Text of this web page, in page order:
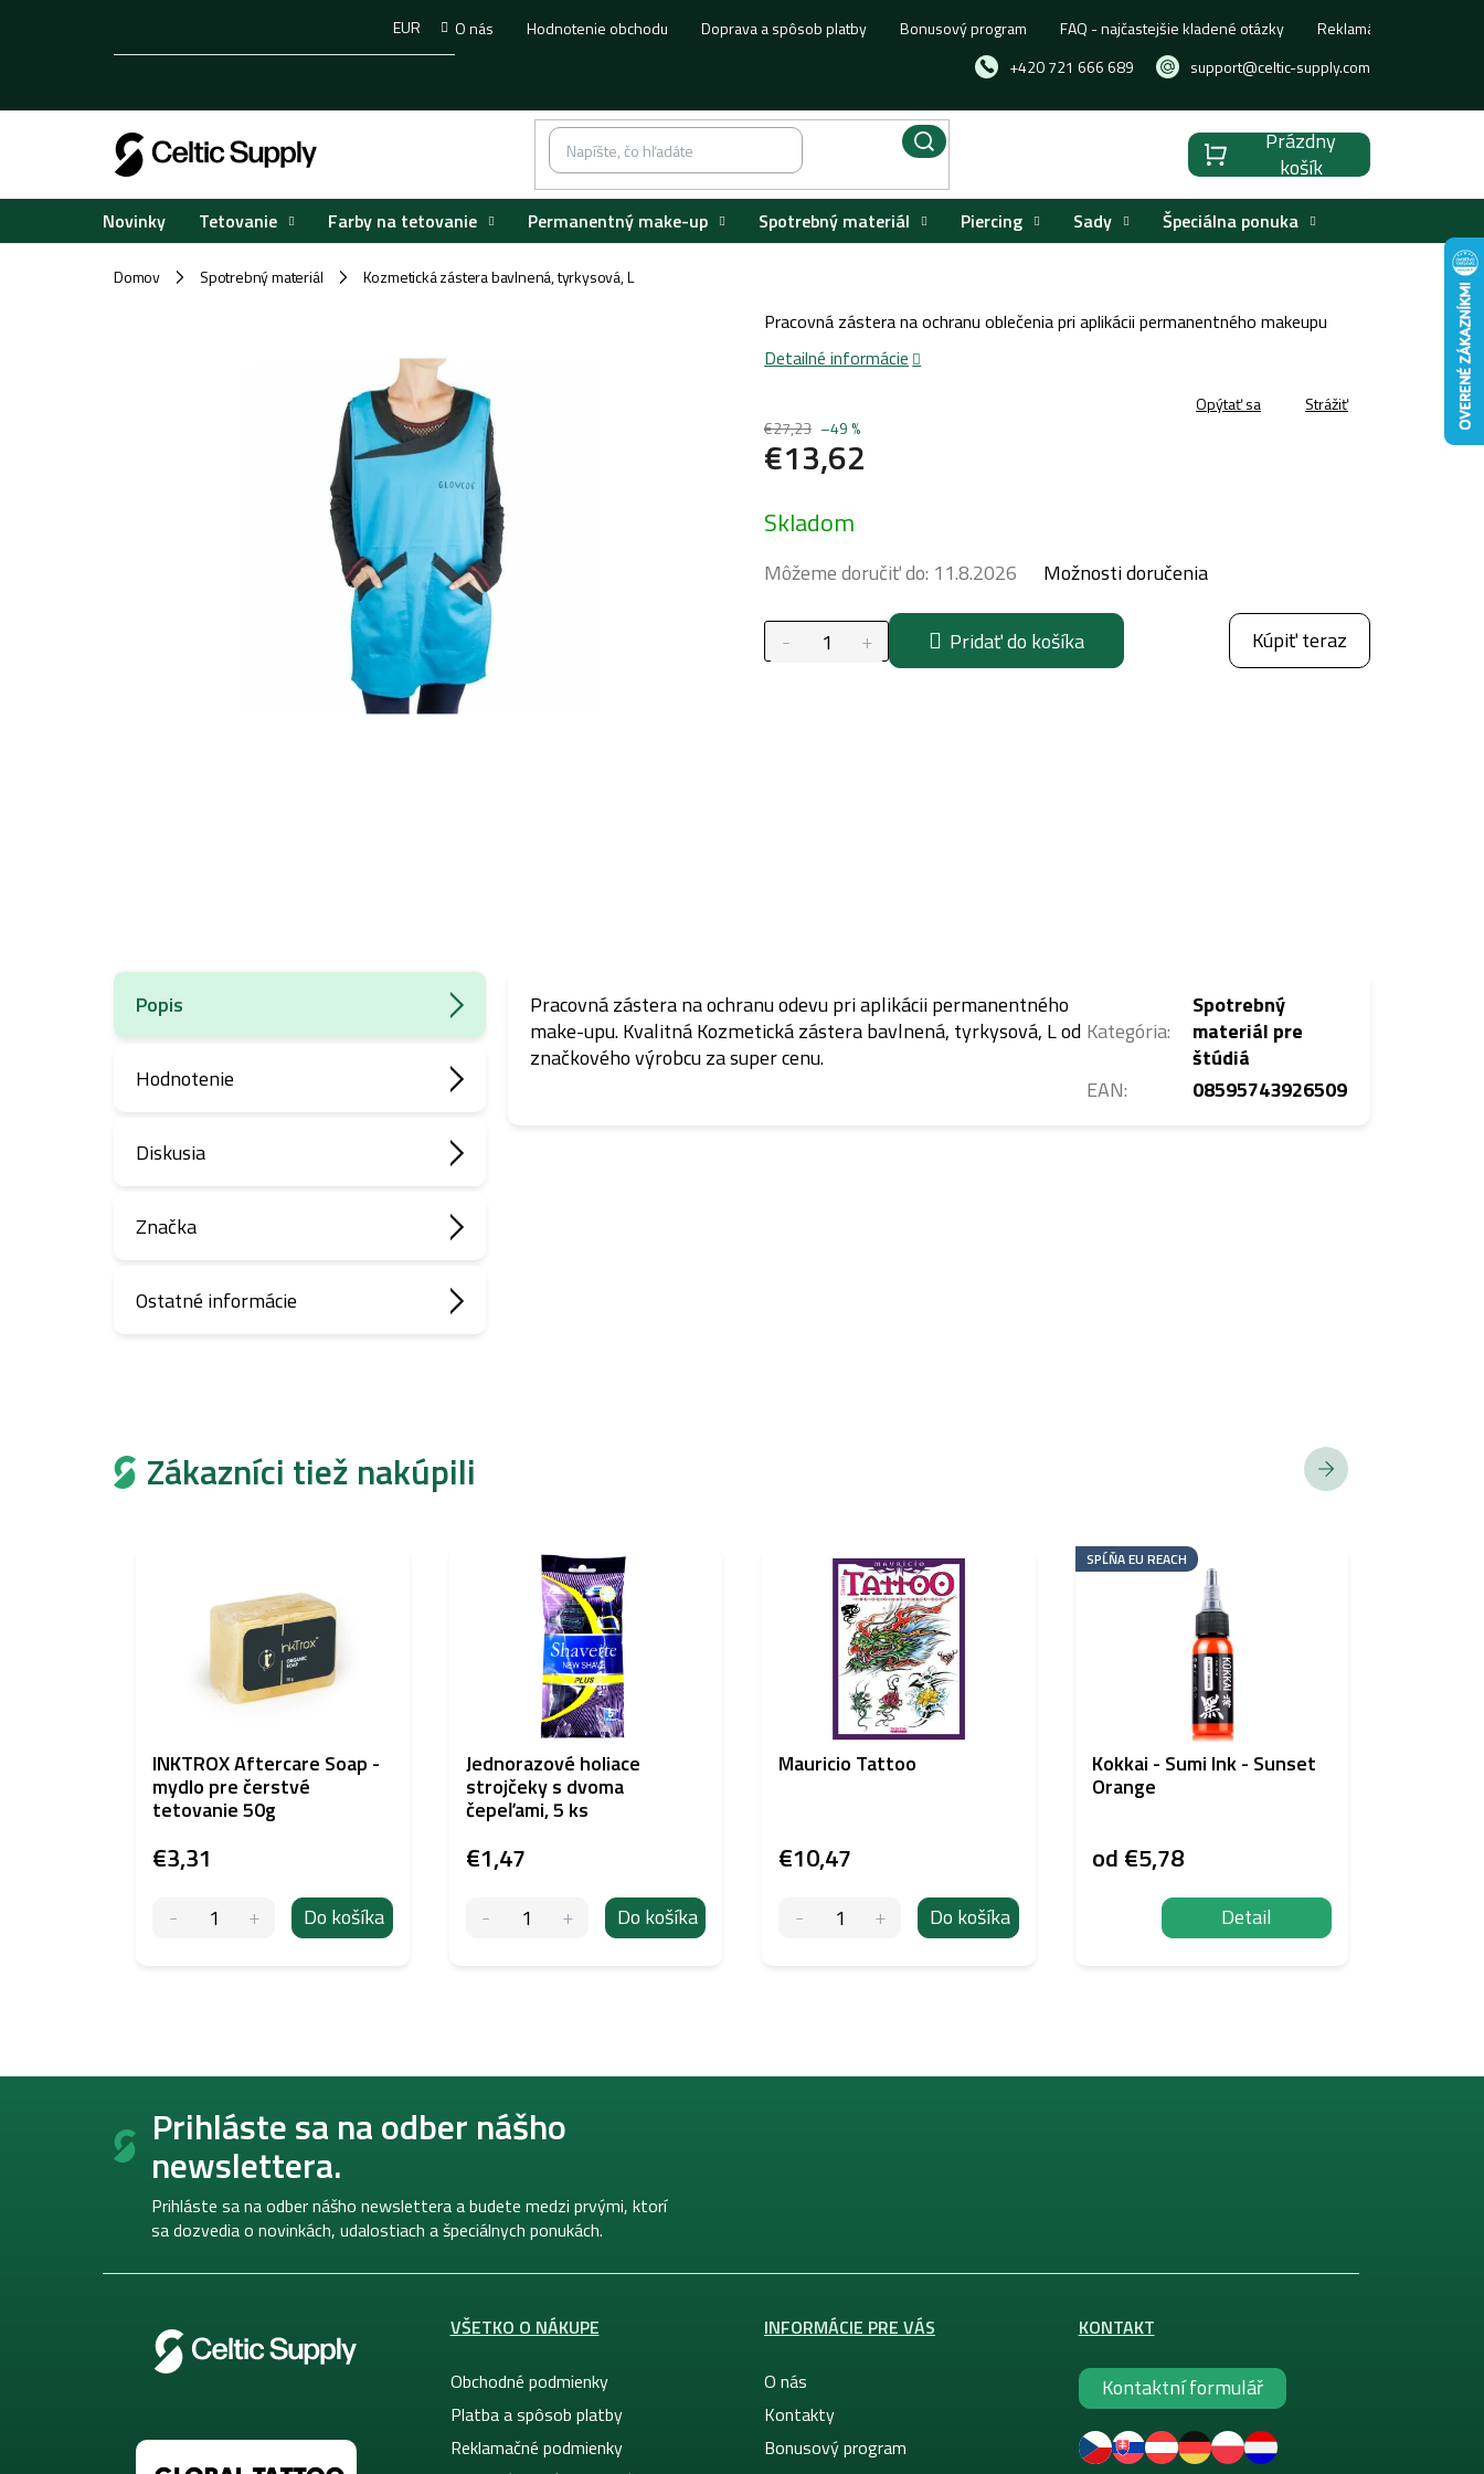
+420 721 666 689 support@celtic-supply.com
O nás Hodnotenie obchodu Doprava a spôsob platby Bonusový program FAQ - najčastejšie kladené otázky Reklamácia, výmena
EUR
Nákupný
košík
Prázdny
košík
Novinky Tetovanie Farby na tetovanie Permanentný make-up Spotrebný materiál Piercing Sady Špeciálna ponuka
Domov / Spotrebný materiál / Kozmetická zástera bavlnená, tyrkysová, L
€27,23 –49 %
€13,62
cena:
Skladom
Môžeme doručiť do: 11.8.2026 Možnosti doručenia
Pridať do košíka Kúpiť teraz
Pracovná zástera na ochranu oblečenia pri aplikácii permanentného makeupu
Detailné informácie
Opýtať sa Strážiť
Popis
Hodnotenie
Diskusia
Značka
Ostatné informácie
Pracovná zástera na ochranu odevu pri aplikácii permanentného
make-upu. Kvalitná Kozmetická zástera bavlnená, tyrkysová, L od
značkového výrobcu za super cenu.
Kategória:
Spotrebný
materiál pre
štúdiá
EAN: 08595743926509
Zákazníci tiež nakúpili
INKTROX Aftercare Soap -
mydlo pre čerstvé
tetovanie 50g
€3,31
Do košíka
Jednorazové holiace
strojčeky s dvoma
čepeľami, 5 ks
€1,47
Do košíka
Mauricio Tattoo
€10,47
Do košíka
SPĹŇA EU REACH
Kokkai - Sumi Ink - Sunset
Orange
od €5,78
Detail
Z
Prihláste sa na odber nášho
newslettera.
Prihláste sa na odber nášho newslettera a budete medzi prvými, ktorí
sa dozvedia o novinkách, udalostiach a špeciálnych ponukách.
VŠETKO O NÁKUPE
Obchodné podmienky
Platba a spôsob platby
Reklamačné podmienky
INFORMÁCIE PRE VÁS
O nás
Kontakty
Bonusový program
KONTAKT
Kontaktní formulář